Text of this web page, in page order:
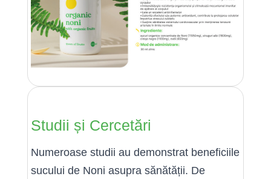
Studii și Cercetări
Numeroase studii au demonstrat beneficiile
sucului de Noni asupra sănătății. De